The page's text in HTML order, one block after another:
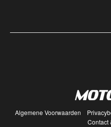
Algemene Voorwaarden
Contact